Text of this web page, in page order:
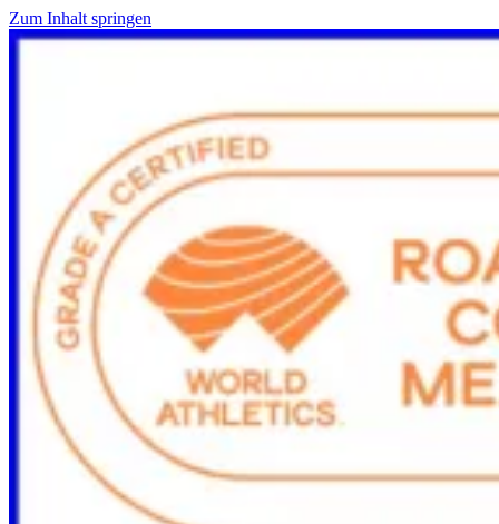
Zum Inhalt springen